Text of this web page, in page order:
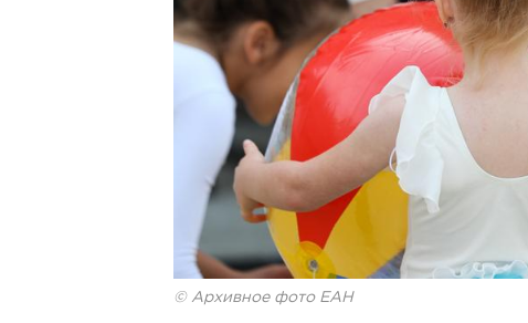
© Архивное фото ЕАН